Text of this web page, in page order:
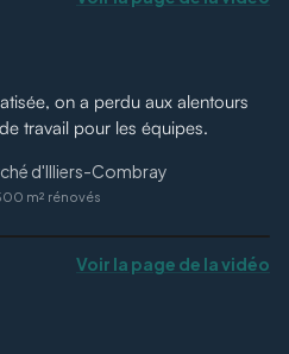
on a perdu aux alentours
travail pour les équipes.
d'Illiers-Combray
m² rénovés
Voir la page de la vidéo